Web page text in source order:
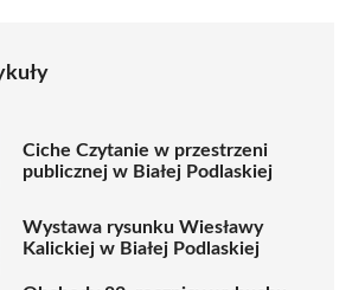
Ciche Czytanie w przestrzeni
publicznej w Białej Podlaskiej
Wystawa rysunku Wiesławy
Kalickiej w Białej Podlaskiej